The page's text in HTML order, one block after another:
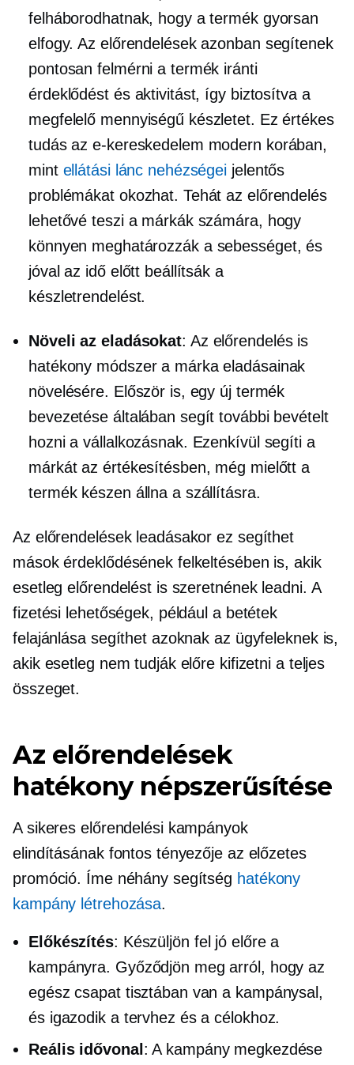
felháborodhatnak, hogy a termék gyorsan
elfogy. Az előrendelések azonban segítenek
pontosan felmérni a termék iránti
érdeklődést és aktivitást, így biztosítva a
megfelelő mennyiségű készletet. Ez értékes
tudás az e-kereskedelem modern korában,
mint ellátási lánc nehézségei jelentős
problémákat okozhat. Tehát az előrendelés
lehetővé teszi a márkák számára, hogy
könnyen meghatározzák a sebességet, és
jóval az idő előtt beállítsák a
készletrendelést.
Növeli az eladásokat: Az előrendelés is
hatékony módszer a márka eladásainak
növelésére. Először is, egy új termék
bevezetése általában segít további bevételt
hozni a vállalkozásnak. Ezenkívül segíti a
márkát az értékesítésben, még mielőtt a
termék készen állna a szállításra.
Az előrendelések leadásakor ez segíthet
mások érdeklődésének felkeltésében is, akik
esetleg előrendelést is szeretnének leadni. A
fizetési lehetőségek, például a betétek
felajánlása segíthet azoknak az ügyfeleknek is,
akik esetleg nem tudják előre kifizetni a teljes
összeget.
Az előrendelések
hatékony népszerűsítése
A sikeres előrendelési kampányok
elindításának fontos tényezője az előzetes
promóció. Íme néhány segítség hatékony
kampány létrehozása.
Előkészítés: Készüljön fel jó előre a
kampányra. Győződjön meg arról, hogy az
egész csapat tisztában van a kampánysal,
és igazodik a tervhez és a célokhoz.
Reális idővonal : A kampány megkezdése